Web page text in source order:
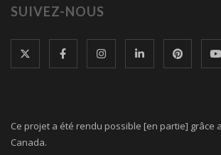
SUIVEZ-NOUS
Ce projet a été rendu possible [en partie] grâce
Canada.